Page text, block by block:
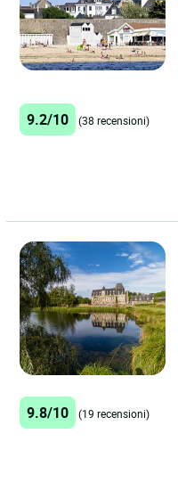
9.2/10 (38 recensioni)
9.8/10 (19 recensioni)